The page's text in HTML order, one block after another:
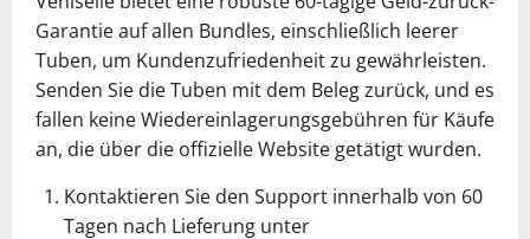
Garantie auf allen Bundles, einschließlich leerer
Tuben, um Kundenzufriedenheit zu gewährleisten.
Senden Sie die Tuben mit dem Beleg zurück, und es
fallen keine Wiedereinlagerungsgebühren für Käufe
an, die über die offizielle Website getätigt wurden.
Kontaktieren Sie den Support innerhalb von 60
Tagen nach Lieferung unter